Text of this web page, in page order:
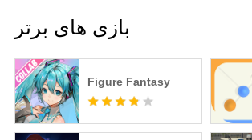
بازی های برتر
Figure Fantasy